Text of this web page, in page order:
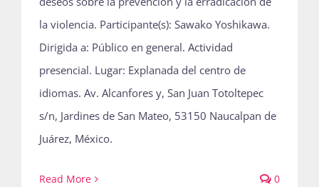
Recursos
Súmate
la violencia. Participante(s): Sawako Yoshikawa.
Dirigida a: Público en general. Actividad
presencial. Lugar: Explanada del centro de
idiomas. Av. Alcanfores y, San Juan Totoltepec
s/n, Jardines de San Mateo, 53150 Naucalpan de
Juárez, México.
Read More 0